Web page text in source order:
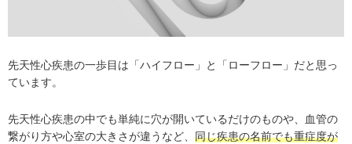
先天性心疾患の一歩目は「ハイフロー」と「ローフロー」だと思っ
ています。
先天性心疾患の中でも単純に穴が開いているだけのものや、血管の
繋がり方や心室の大きさが違うなど、 同じ疾患の名前でも重症度が